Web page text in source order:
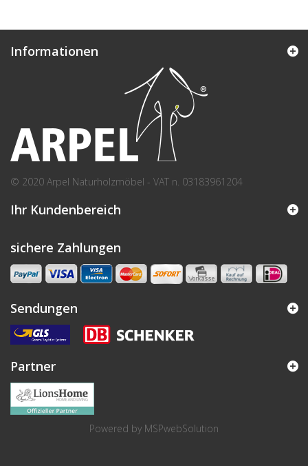
Informationen
© 2020 Arpel Naturholzmöbel - VAT n. 03183961204
Ihr Kundenbereich
sichere Zahlungen
Sendungen
Partner
Powered by MSPwebSolution